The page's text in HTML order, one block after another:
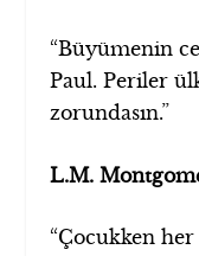
“Büyümenin
Paul. Periler
zorundasın.”
L.M.
“Çocukken